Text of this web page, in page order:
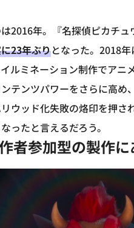
2016年。『名探偵ピカチュ
23年ぶりとなった。2018
ルミネーション制作でア
テンツパワーをさらに高め
ウッド化失敗の烙印を押
ったと言えるだろう。
者参加型の製作に